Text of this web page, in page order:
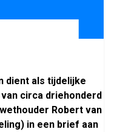
dient als tijdelijke
circa driehonderd
Robert van
in een brief aan